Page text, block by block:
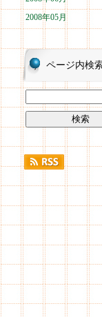
2008年05月
ページ内検